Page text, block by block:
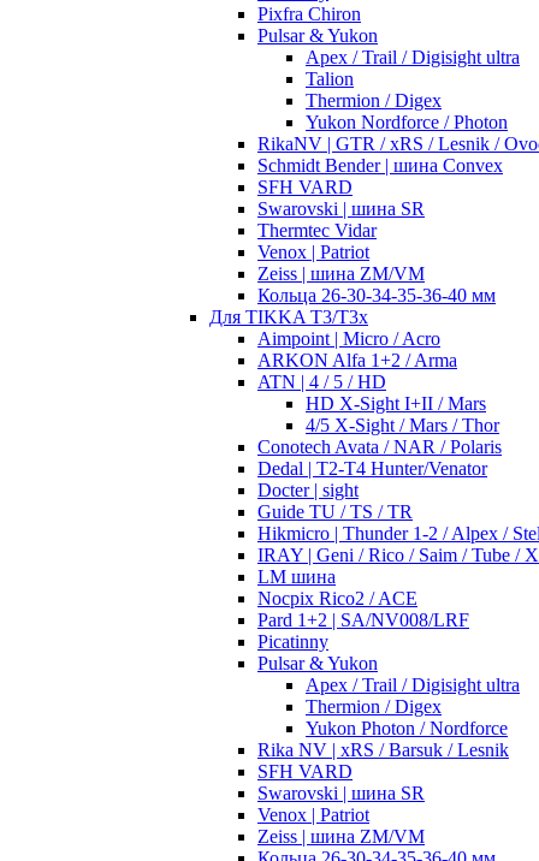
Pixfra Chiron
Pulsar & Yukon
Apex / Trail / Digisight ultra
Talion
Thermion / Digex
Yukon Nordforce / Photon
RikaNV | GTR / xRS / Lesnik /
Schmidt Bender | шина Convex
SFH VARD
Swarovski | шина SR
Thermtec Vidar
Venox | Patriot
Zeiss | шина ZM/VM
Кольца 26-30-34-35-36-40 мм
Для TIKKA T3/T3x
Aimpoint | Micro / Acro
ARKON Alfa 1+2 / Arma
ATN | 4 / 5 / HD
HD X-Sight I+II / Mars
4/5 X-Sight / Mars / Thor
Conotech Avata / NAR / Polaris
Dedal | T2-T4 Hunter/Venator
Docter | sight
Guide TU / TS / TR
Hikmicro | Thunder 1-2 / Alpex /
IRAY | Geni / Rico / Saim / Tube /
LM шина
Nocpix Rico2 / ACE
Pard 1+2 | SA/NV008/LRF
Picatinny
Pulsar & Yukon
Apex / Trail / Digisight ultra
Thermion / Digex
Yukon Photon / Nordforce
Rika NV | xRS / Barsuk / Lesnik
SFH VARD
Swarovski | шина SR
Venox | Patriot
Zeiss | шина ZM/VM